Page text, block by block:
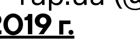
г.